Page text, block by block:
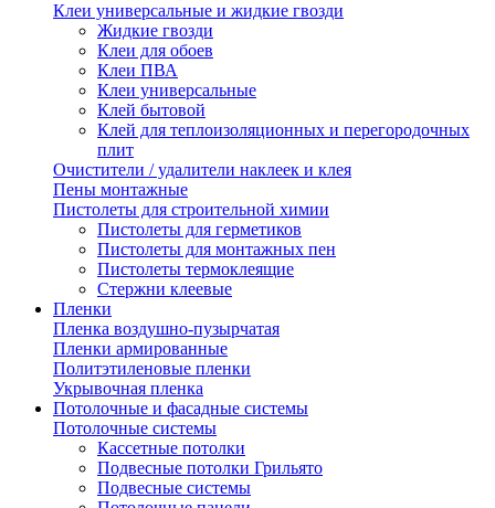
Клеи универсальные и жидкие гвозди
Жидкие гвозди
Клеи для обоев
Клеи ПВА
Клеи универсальные
Клей бытовой
Клей для теплоизоляционных и перегородочных
плит
Очистители / удалители наклеек и клея
Пены монтажные
Пистолеты для строительной химии
Пистолеты для герметиков
Пистолеты для монтажных пен
Пистолеты термоклеящие
Стержни клеевые
Пленки
Пленка воздушно-пузырчатая
Пленки армированные
Политэтиленовые пленки
Укрывочная пленка
Потолочные и фасадные системы
Потолочные системы
Кассетные потолки
Подвесные потолки Грильято
Подвесные системы